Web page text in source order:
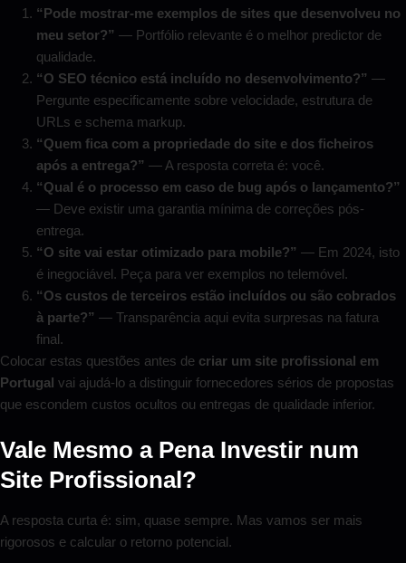
“Pode mostrar-me exemplos de sites que desenvolveu no
meu setor?” — Portfólio relevante é o melhor predictor de
qualidade.
“O SEO técnico está incluído no desenvolvimento?” —
Pergunte especificamente sobre velocidade, estrutura de
URLs e schema markup.
“Quem fica com a propriedade do site e dos ficheiros
após a entrega?” — A resposta correta é: você.
“Qual é o processo em caso de bug após o lançamento?”
— Deve existir uma garantia mínima de correções pós-
entrega.
“O site vai estar otimizado para mobile?” — Em 2024, isto
é inegociável. Peça para ver exemplos no telemóvel.
“Os custos de terceiros estão incluídos ou são cobrados
à parte?” — Transparência aqui evita surpresas na fatura
final.
Colocar estas questões antes de criar um site profissional em
Portugal vai ajudá-lo a distinguir fornecedores sérios de propostas
que escondem custos ocultos ou entregas de qualidade inferior.
Vale Mesmo a Pena Investir num
Site Profissional?
A resposta curta é: sim, quase sempre. Mas vamos ser mais
rigorosos e calcular o retorno potencial.